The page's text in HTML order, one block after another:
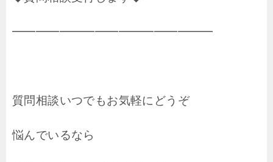
━━━━━━━━━━━━━━━━━
質問相談いつでもお気軽にどうぞ
悩んでいるなら